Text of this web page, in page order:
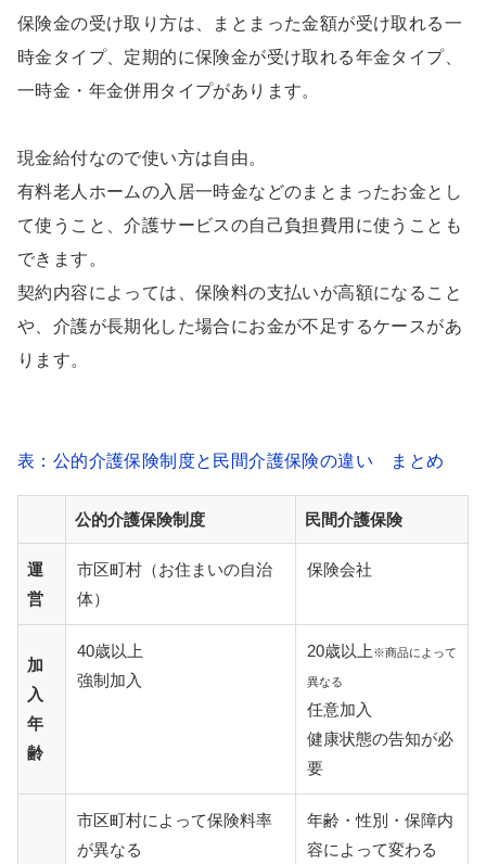
保険金の受け取り方は、まとまった金額が受け取れる一
時金タイプ、定期的に保険金が受け取れる年金タイプ、
一時金・年金併用タイプがあります。
現金給付なので使い方は自由。
有料老人ホームの入居一時金などのまとまったお金とし
て使うこと、介護サービスの自己負担費用に使うことも
できます。
契約内容によっては、保険料の支払いが高額になること
や、介護が長期化した場合にお金が不足するケースがあ
ります。
表：公的介護保険制度と民間介護保険の違い まとめ
公的介護保険制度 民間介護保険
運
営
市区町村（お住まいの自治
体）
保険会社
加
入
年
齢
40歳以上
強制加入
20歳以上 ※商品によって
異なる
任意加入
健康状態の告知が必
要
市区町村によって保険料率
が異なる
年齢・性別・保障内
容によって変わる